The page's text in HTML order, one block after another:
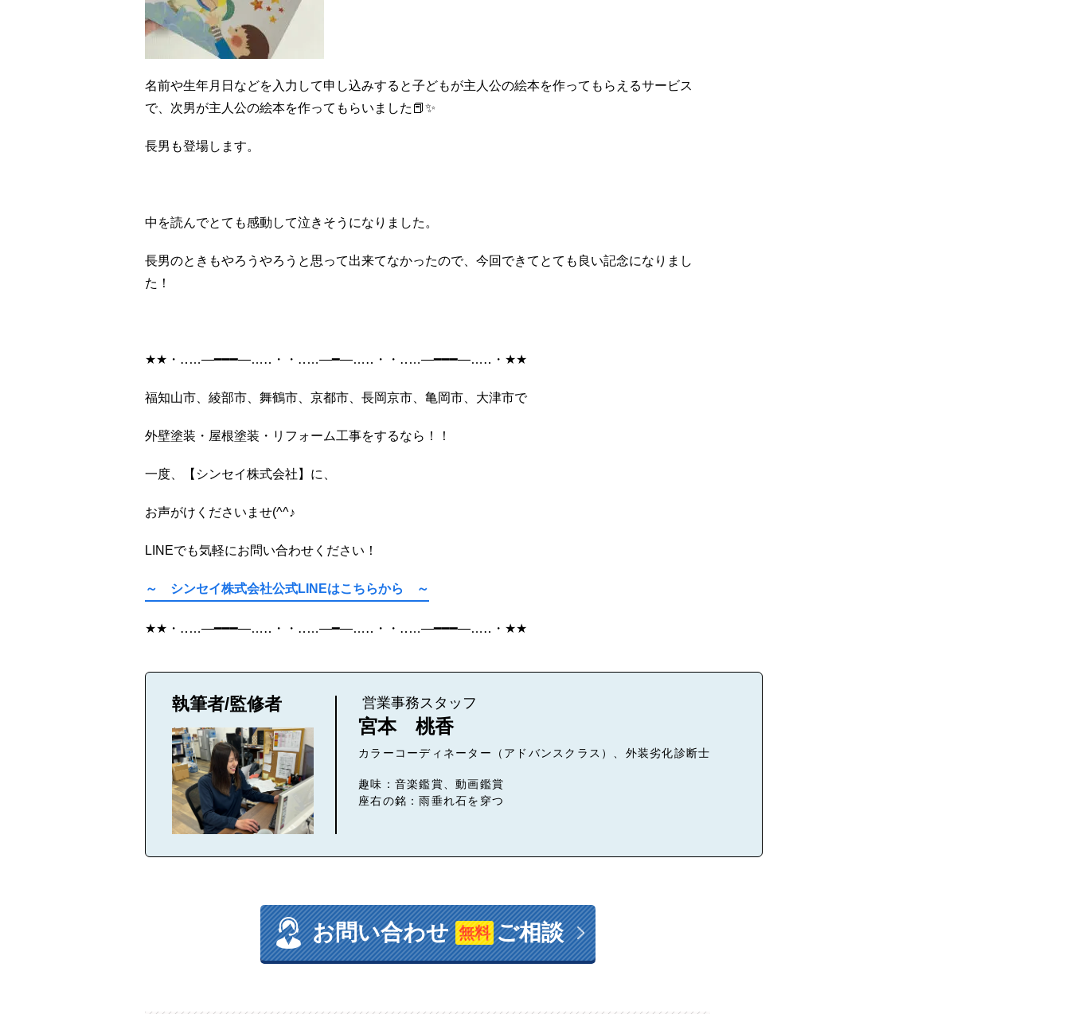
名前や生年月日などを入力して申し込みすると子どもが主人公の絵本を作ってもらえるサービス
で、次男が主人公の絵本を作ってもらいました 📕✨
長男も登場します。
中を読んでとても感動して泣きそうになりました。
長男のときもやろうやろうと思って出来てなかったので、今回できてとても良い記念になりまし
た！
★★ ・‥ …―━━━―…‥ ・・‥ …―━―…‥ ・・‥ …―━━━―…‥ ・ ★★
福知山市、綾部市、舞鶴市、京都市、長岡京市、亀岡市、大津市で
外壁塗装・屋根塗装・リフォーム工事をするなら！！
一度、【シンセイ株式会社】に、
お声がけくださいませ(^^♪
LINEでも気軽にお問い合わせください！
～ シンセイ株式会社公式LINEはこちらから ～
★★ ・‥ …―━━━―…‥ ・・‥ …―━―…‥ ・・‥ …―━━━―…‥ ・ ★★
執筆者/監修者 営業事務スタッフ
宮本 桃香
カラーコーディネーター（アドバンスクラス）、外装劣化診断士
趣味：音楽鑑賞、動画鑑賞
座右の銘：雨垂れ石を穿つ
お問い合わせ無料 ご相談